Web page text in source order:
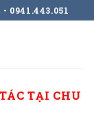
0941.443.051
TẠI CHU